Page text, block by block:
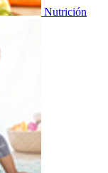
Nutrición